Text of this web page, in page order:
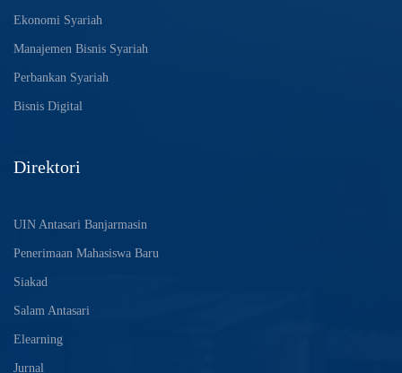
Ekonomi Syariah
Manajemen Bisnis Syariah
Perbankan Syariah
Bisnis Digital
Direktori
UIN Antasari Banjarmasin
Penerimaan Mahasiswa Baru
Siakad
Salam Antasari
Elearning
Jurnal